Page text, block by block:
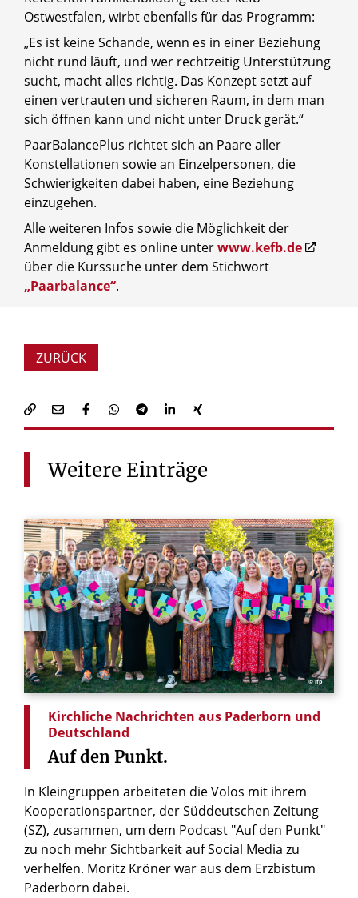
Ostwestfalen, wirbt ebenfalls für das Programm:
„Es ist keine Schande, wenn es in einer Beziehung
nicht rund läuft, und wer rechtzeitig Unterstützung
sucht, macht alles richtig. Das Konzept setzt auf
einen vertrauten und sicheren Raum, in dem man
sich öffnen kann und nicht unter Druck gerät.“
PaarBalancePlus richtet sich an Paare aller
Konstellationen sowie an Einzelpersonen, die
Schwierigkeiten dabei haben, eine Beziehung
einzugehen.
Alle weiteren Infos sowie die Möglichkeit der
Anmeldung gibt es online unterwww.kefb.de
über die Kurssuche unter dem Stichwort
„Paarbalance“.
ZURÜCK
Weitere Einträge
© ifp
Kirchliche Nachrichten aus Paderborn und
Deutschland
Auf den Punkt.
In Kleingruppen arbeiteten die Volos mit ihrem
Kooperationspartner, der Süddeutschen Zeitung
(SZ), zusammen, um dem Podcast "Auf den Punkt"
zu noch mehr Sichtbarkeit auf Social Media zu
verhelfen. Moritz Kröner war aus dem Erzbistum
Paderborn dabei.